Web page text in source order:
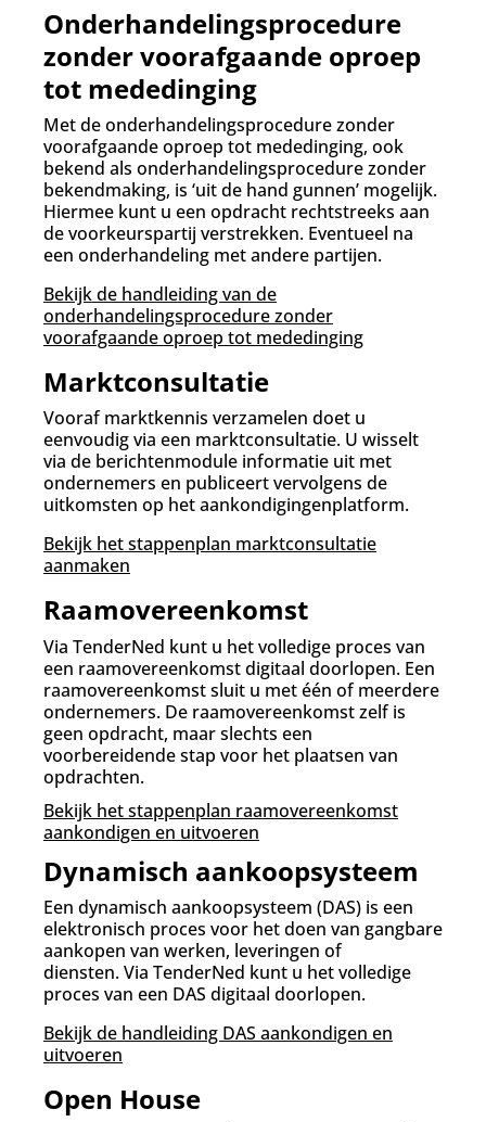
Onderhandelingsprocedure
zonder voorafgaande oproep
tot mededinging
Met de onderhandelingsprocedure zonder
voorafgaande oproep tot mededinging, ook
bekend als onderhandelingsprocedure zonder
bekendmaking, is ‘uit de hand gunnen’ mogelijk.
Hiermee kunt u een opdracht rechtstreeks aan
de voorkeurspartij verstrekken. Eventueel na
een onderhandeling met andere partijen.
Bekijk de handleiding van de
onderhandelingsprocedure zonder
voorafgaande oproep tot mededinging
Marktconsultatie
Vooraf marktkennis verzamelen doet u
eenvoudig via een marktconsultatie. U wisselt
via de berichtenmodule informatie uit met
ondernemers en publiceert vervolgens de
uitkomsten op het aankondigingenplatform.
Bekijk het stappenplan marktconsultatie
aanmaken
Raamovereenkomst
Via TenderNed kunt u het volledige proces van
een raamovereenkomst digitaal doorlopen. Een
raamovereenkomst sluit u met één of meerdere
ondernemers. De raamovereenkomst zelf is
geen opdracht, maar slechts een
voorbereidende stap voor het plaatsen van
opdrachten.
Bekijk het stappenplan raamovereenkomst
aankondigen en uitvoeren
Dynamisch aankoopsysteem
Een dynamisch aankoopsysteem (DAS) is een
elektronisch proces voor het doen van gangbare
aankopen van werken, leveringen of
diensten. Via TenderNed kunt u het volledige
proces van een DAS digitaal doorlopen.
Bekijk de handleiding DAS aankondigen en
uitvoeren
Open House